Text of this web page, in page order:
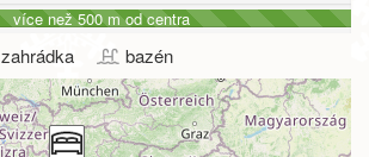
více než 500 m od centra
zahrádka bazén